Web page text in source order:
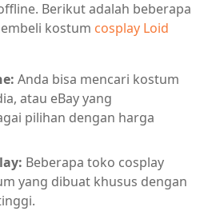
Berikut adalah beberapa
kostum cosplay Loid
Anda bisa mencari kostum
atau eBay yang
pilihan dengan harga
Beberapa toko cosplay
yang dibuat khusus dengan